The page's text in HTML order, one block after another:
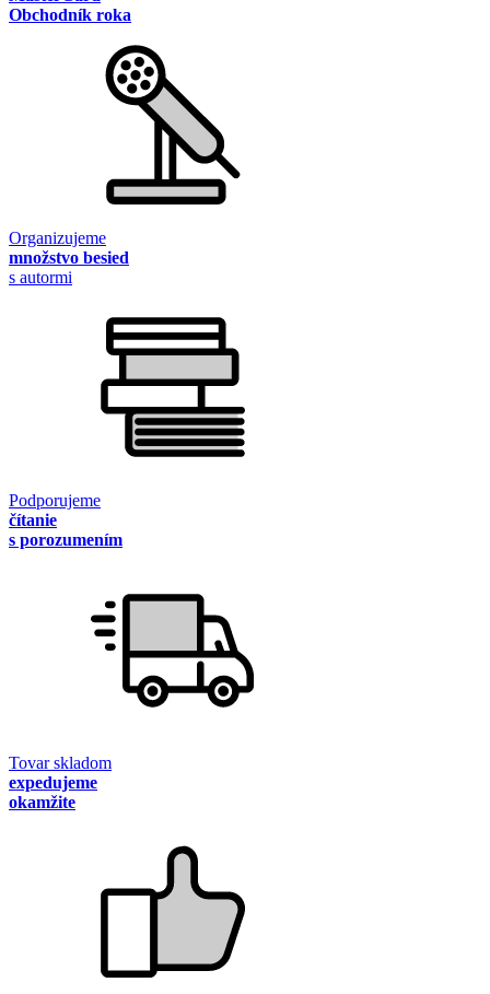
Obchodník roka
Organizujeme
množstvo besied
s autormi
Podporujeme
čítanie
s porozumením
Tovar skladom
expedujeme
okamžite